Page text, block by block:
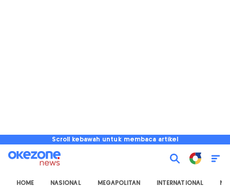
Scroll kebawah untuk membaca artikel
HOME NASIONAL MEGAPOLITAN INTERNATIONAL